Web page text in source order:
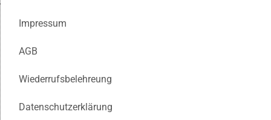
Impressum
AGB
Wiederrufsbelehreung
Datenschutzerklärung